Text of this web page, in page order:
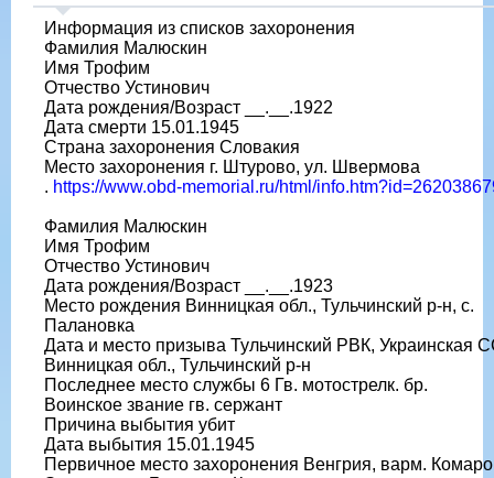
Информация из списков захоронения
Фамилия Малюскин
Имя Трофим
Отчество Устинович
Дата рождения/Возраст __.__.1922
Дата смерти 15.01.1945
Страна захоронения Словакия
Место захоронения г. Штурово, ул. Швермова
. https://www.obd-memorial.ru/html/
Фамилия Малюскин
Имя Трофим
Отчество Устинович
Дата рождения/Возраст __.__.1923
Место рождения Винницкая обл., Тульчинский р-н, с.
Палановка
Дата и место призыва Тульчинский РВК, Украинская
Винницкая обл., Тульчинский р-н
Последнее место службы 6 Гв. мотострелк. бр.
Воинское звание гв. сержант
Причина выбытия убит
Дата выбытия 15.01.1945
Первичное место захоронения Венгрия, варм.